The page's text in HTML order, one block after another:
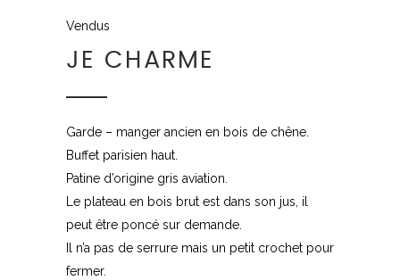
Vendus
JE CHARME
Garde – manger ancien en bois de chêne.
Buffet parisien haut.
Patine d’origine gris aviation.
Le plateau en bois brut est dans son jus, il
peut être poncé sur demande.
Il n’a pas de serrure mais un petit crochet pour
fermer.